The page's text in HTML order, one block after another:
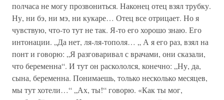
полчаса не могу прозвониться. Наконец отец взял трубку.
Ну, ни бэ, ни мэ, ни кукаре… Отец все отрицает. Но я
чувствую, что-то тут не так. Я-то его хорошо знаю. Его
интонации. „Да нет, ля-ля-тополя… „ А я его раз, взял на
понт и говорю: „Я разговаривал с врачами, они сказали,
что беременна“. И тут он раскололся, конечно: „Ну, да,
сына, беременна. Понимаешь, только несколько месяцев,
мы тут хотели…“ „Ах, ты!“ говорю. «Как ты мог,